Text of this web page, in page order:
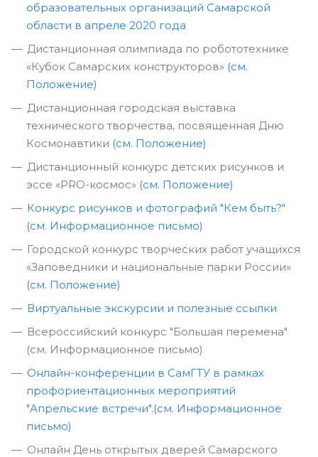
образовательных организаций Самарской
области в апреле 2020 года
Дистанционная олимпиада по робототехнике
«Кубок Самарских конструкторов» (см.
Положение)
Дистанционная городская выставка
технического творчества, посвященная Дню
Космонавтики (см. Положение)
Дистанционный конкурс детских рисунков и
эссе «PRO-космос» (см. Положение)
Конкурс рисунков и фотографий "Кем быть?"
(см. Информационное письмо)
Городской конкурс творческих работ учащихся
«Заповедники и национальные парки России»
(см. Положение)
Виртуальные экскурсии и полезные ссылки
Всероссийский конкурс "Большая перемена"
(см. Информационное письмо)
Онлайн-конференции в СамГТУ в рамках
профориентационных мероприятий
"Апрельские встречи".(см. Информационное
письмо)
Oнлайн День открытых дверей Самарского